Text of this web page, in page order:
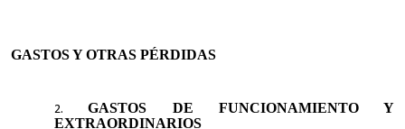
GASTOS Y OTRAS PÉRDIDAS
GASTOS DE FUNCIONAMIENTO Y
EXTRAORDINARIOS